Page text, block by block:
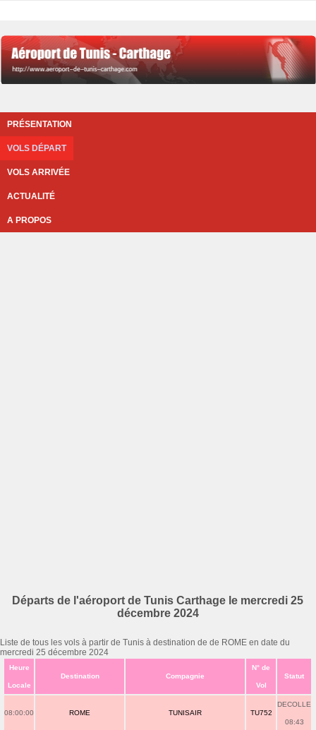
PRÉSENTATION
VOLS DÉPART
VOLS ARRIVÉE
ACTUALITÉ
A PROPOS
Départs de l'aéroport de Tunis Carthage le mercredi 25
décembre 2024
Liste de tous les vols à partir de Tunis à destination de de ROME en date du
mercredi 25 décembre 2024
Heure
Locale
Destination Compagnie
N° de
Vol
Statut
08:00:00 ROME TUNISAIR TU752
DECOLLE
08:43